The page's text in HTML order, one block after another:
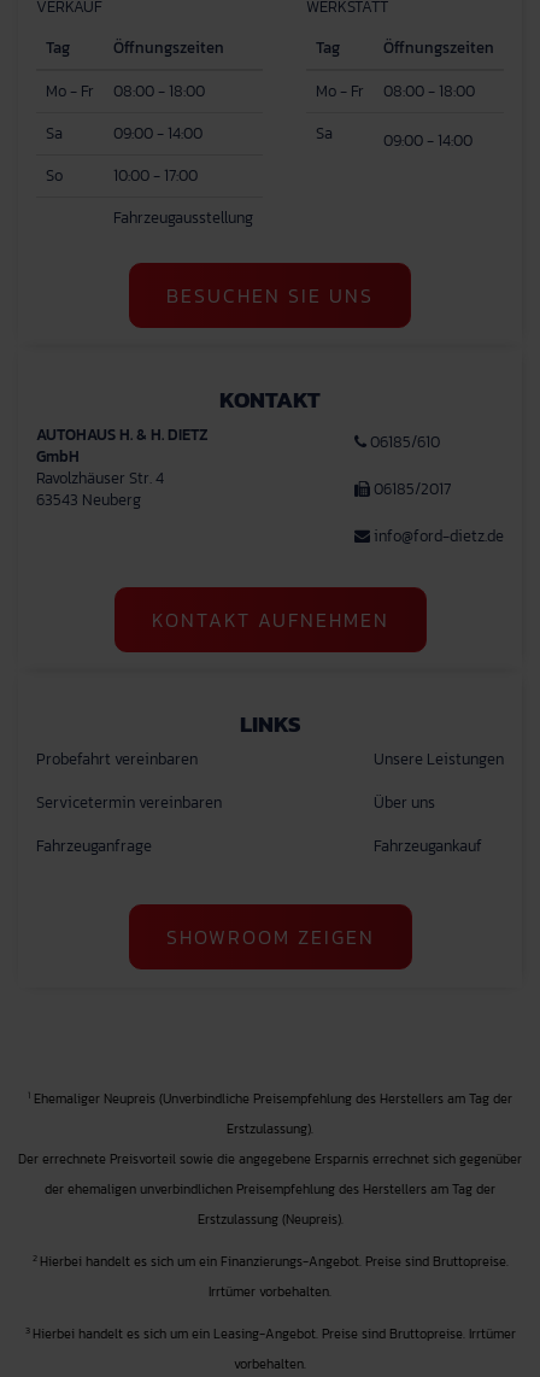
VERKAUF
Tag
Öffnungszeiten
Mo - Fr
08:00 - 18:00
Sa
09:00 - 14:00
So
10:00 - 17:00
Fahrzeugausstellung
WERKSTATT
Tag
Öffnungszeiten
Mo - Fr
08:00 - 18:00
Sa
09:00 - 14:00
BESUCHEN SIE UNS
KONTAKT
AUTOHAUS H. & H. DIETZ
GmbH
Ravolzhäuser Str. 4
63543 Neuberg
06185/610
06185/2017
info@ford-dietz.de
KONTAKT AUFNEHMEN
LINKS
Probefahrt vereinbaren
Servicetermin vereinbaren
Fahrzeuganfrage
Unsere Leistungen
Über uns
Fahrzeugankauf
SHOWROOM ZEIGEN
1 Ehemaliger Neupreis (Unverbindliche Preisempfehlung des Herstellers am Tag der
Erstzulassung).
Der errechnete Preisvorteil sowie die angegebene Ersparnis errechnet sich gegenüber
der ehemaligen unverbindlichen Preisempfehlung des Herstellers am Tag der
Erstzulassung (Neupreis).
2 Hierbei handelt es sich um ein Finanzierungs-Angebot. Preise sind Bruttopreise.
Irrtümer vorbehalten.
3 Hierbei handelt es sich um ein Leasing-Angebot. Preise sind Bruttopreise. Irrtümer
vorbehalten.